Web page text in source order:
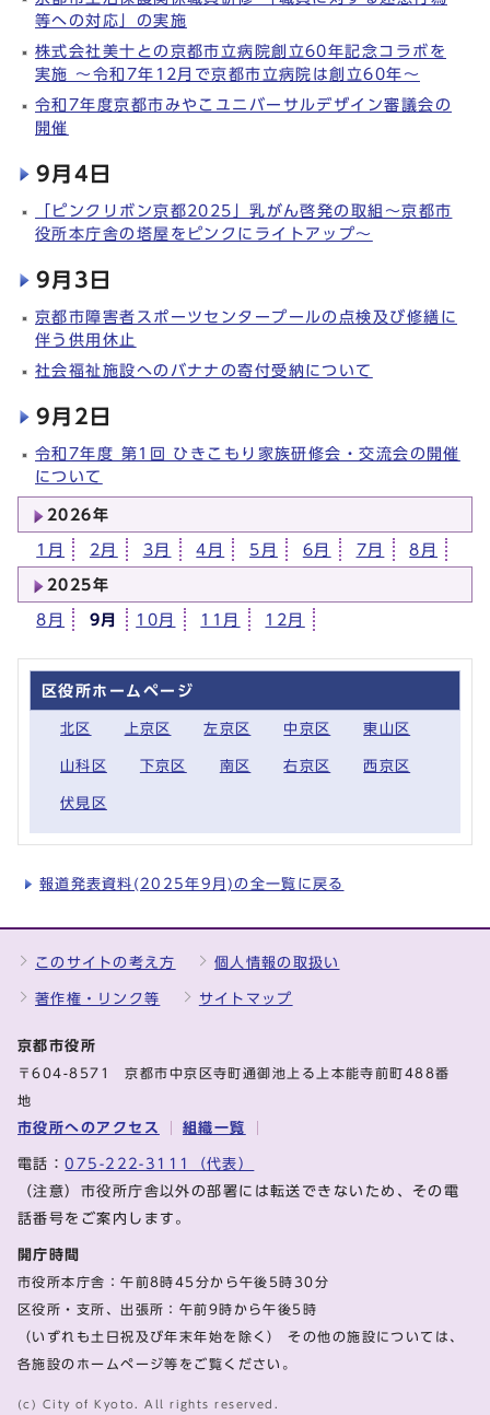
等への対応」の実施
株式会社美十との京都市立病院創立60年記念コラボを
実施 ～令和7年12月で京都市立病院は創立60年～
令和7年度京都市みやこユニバーサルデザイン審議会の
開催
9月4日
「ピンクリボン京都2025」乳がん啓発の取組～京都市
役所本庁舎の塔屋をピンクにライトアップ～
9月3日
京都市障害者スポーツセンタープールの点検及び修繕に
伴う供用休止
社会福祉施設へのバナナの寄付受納について
9月2日
令和7年度 第1回 ひきこもり家族研修会・交流会の開催
について
2026年
1月 2月 3月 4月 5月 6月 7月 8月
2025年
8月 9月 10月 11月 12月
区役所ホームページ
北区 上京区 左京区 中京区 東山区
山科区 下京区 南区 右京区 西京区
伏見区
報道発表資料(2025年9月)の全一覧に戻る
このサイトの考え方 個人情報の取扱い
著作権・リンク等 サイトマップ
京都市役所
〒604-8571 京都市中京区寺町通御池上る上本能寺前町488番
地
市役所へのアクセス 組織一覧
電話：075-222-3111（代表）
（注意）市役所庁舎以外の部署には転送できないため、その電
話番号をご案内します。
開庁時間
市役所本庁舎：午前8時45分から午後5時30分
区役所・支所、出張所：午前9時から午後5時
（いずれも土日祝及び年末年始を除く） その他の施設については、
各施設のホームページ等をご覧ください。
(c) City of Kyoto. All rights reserved.